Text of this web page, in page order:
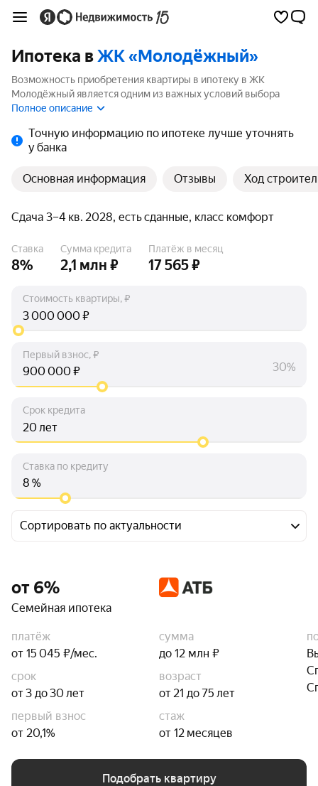
Ипотека вЖК «Молодёжный»
Возможность приобретения квартиры в ипотеку в ЖК
Молодёжный является одним из важных условий выбора
квартиры. На странице мы собрали программы кредитования
Полное описание
Точную информацию по ипотеке лучше уточнять
у банка
Основная информация Отзывы Ход
Сдача 3–4 кв. 2028, есть сданные, класс комфорт
Ставка
8%
Сумма кредита
2,1 млн ₽
Платёж в месяц
17 565 ₽
Стоимость квартиры, ₽
₽
Первый взнос, ₽
₽ 30%
Срок кредита
лет
Ставка по кредиту
%
Сортировать по актуальности
от 6%
Семейная ипотека
платёж
от 15 045 ₽/мес.
сумма
до 12 млн ₽
срок
от 3 до 30 лет
возраст
от 21 до 75 лет
первый взнос
от 20,1%
стаж
от 12 месяцев
Подобрать квартиру